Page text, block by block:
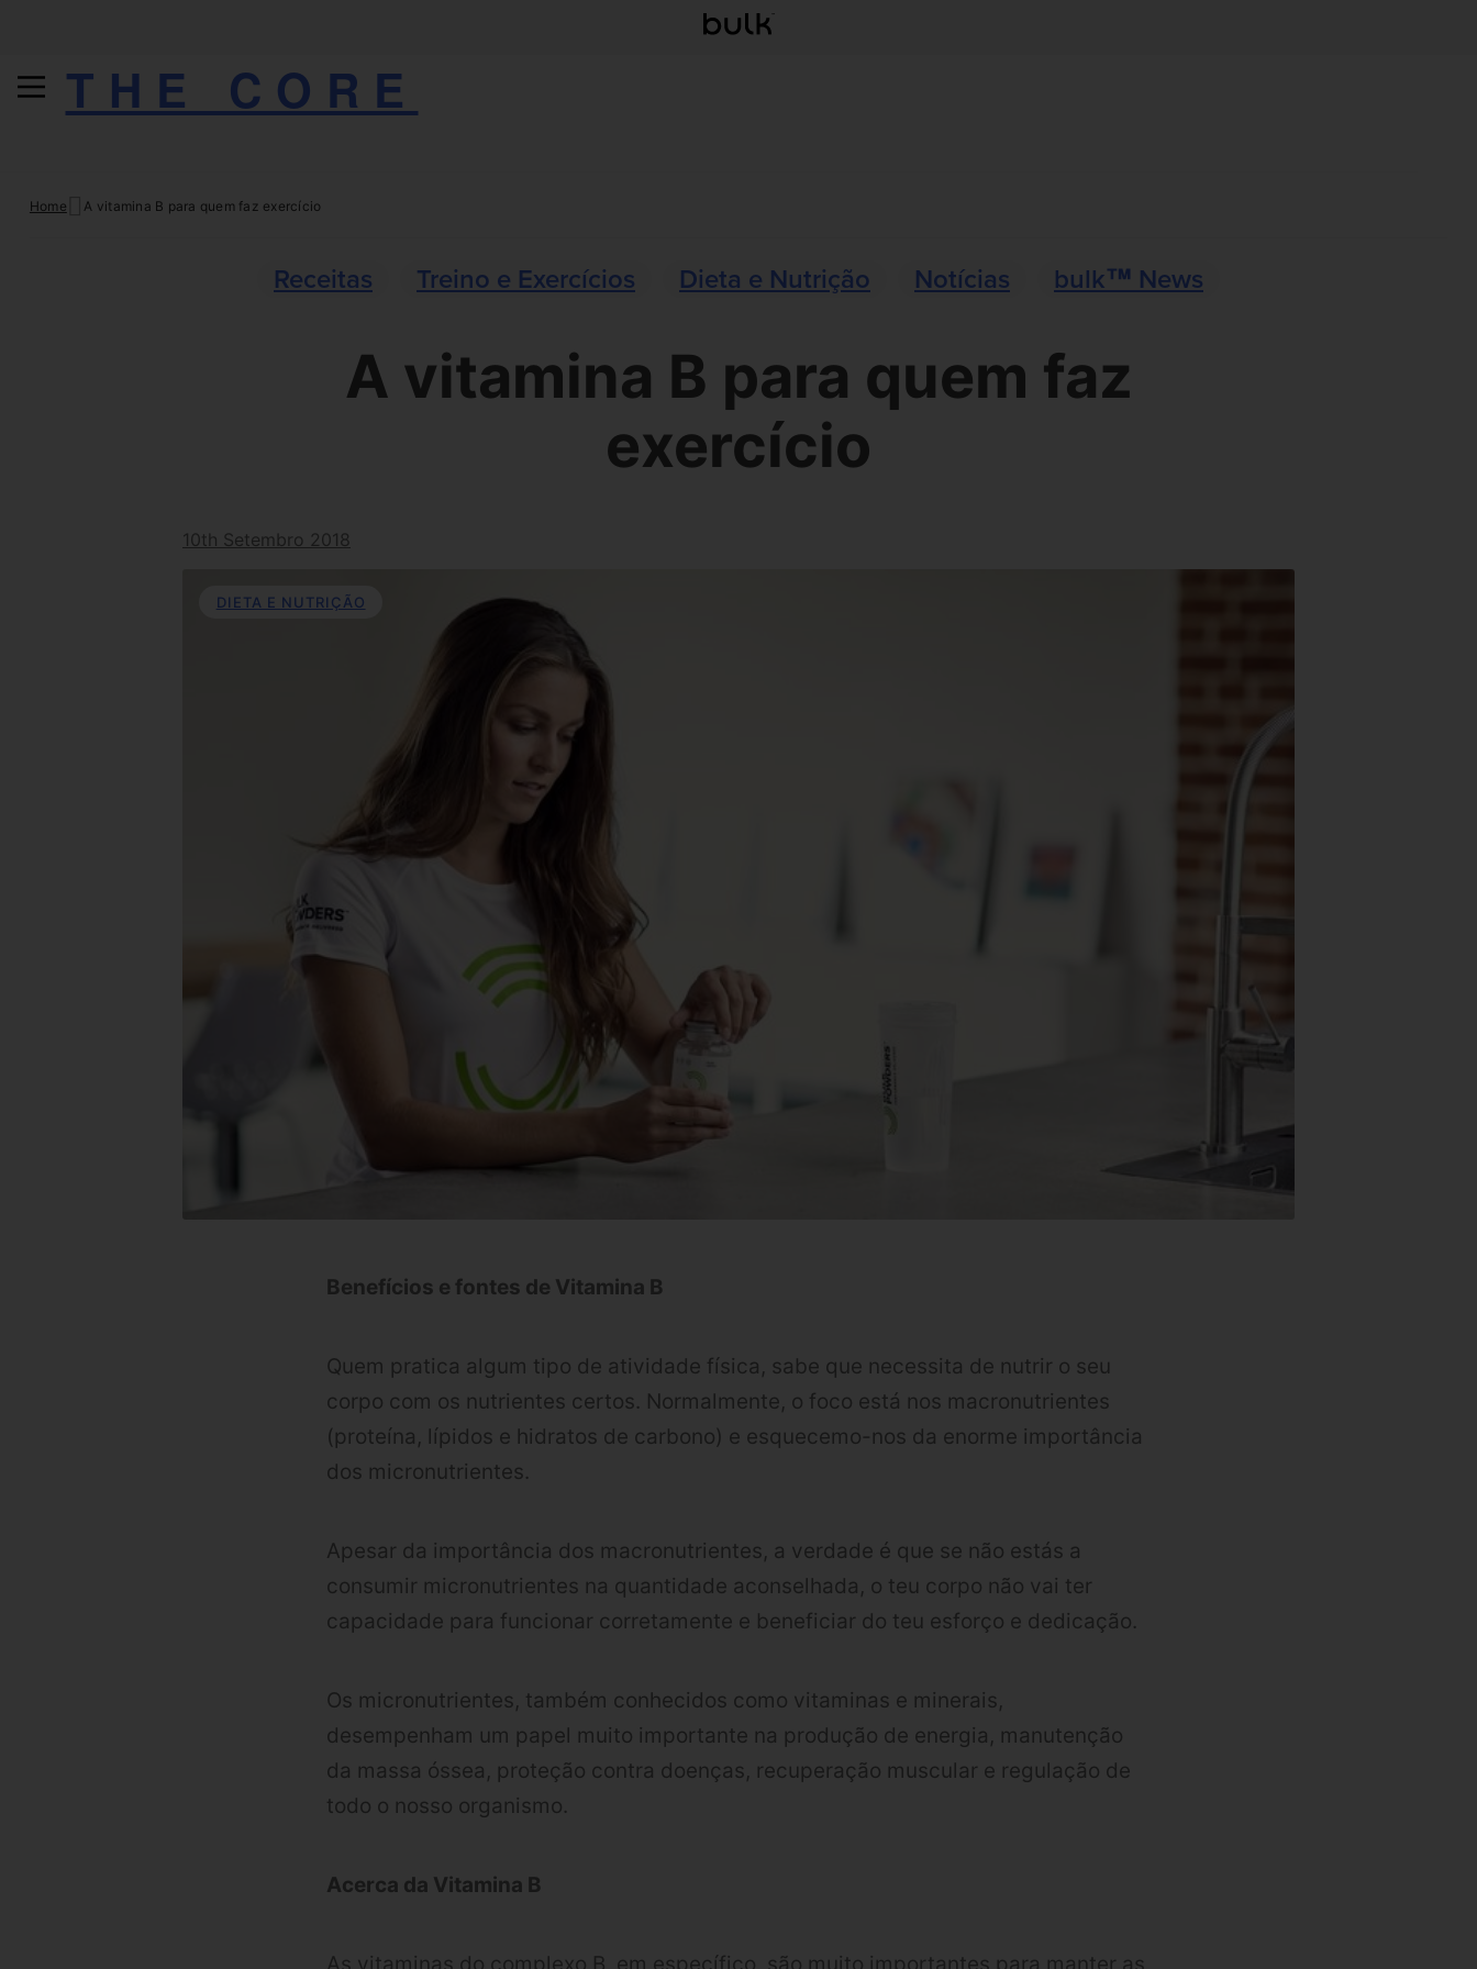
THE CORE
Home A vitamina B para quem faz exercício
Receitas Treino e Exercícios Dieta e Nutrição Notícias bulk™ News
A vitamina B para quem faz
exercício
10th Setembro 2018
DIETA E NUTRIÇÃO
Benefícios e fontes de Vitamina B
Quem pratica algum tipo de atividade física, sabe que necessita de nutrir o seu
corpo com os nutrientes certos. Normalmente, o foco está nos macronutrientes
(proteína, lípidos e hidratos de carbono) e esquecemo-nos da enorme importância
dos micronutrientes.
Apesar da importância dos macronutrientes, a verdade é que se não estás a
consumir micronutrientes na quantidade aconselhada, o teu corpo não vai ter
capacidade para funcionar corretamente e beneficiar do teu esforço e dedicação.
Os micronutrientes, também conhecidos como vitaminas e minerais,
desempenham um papel muito importante na produção de energia, manutenção
da massa óssea, proteção contra doenças, recuperação muscular e regulação de
todo o nosso organismo.
Acerca da Vitamina B
As vitaminas do complexo B, em específico, são muito importantes para manter as